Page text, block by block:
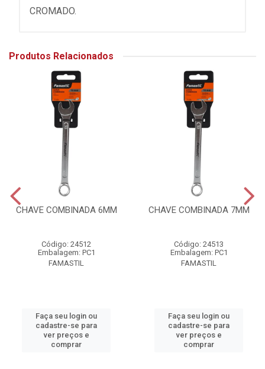
CROMADO.
Produtos Relacionados
CHAVE COMBINADA 6MM
Código: 24512
Embalagem: PC1
FAMASTIL
Faça seu login ou
cadastre-se para
ver preços e
comprar
CHAVE COMBINADA 7MM
Código: 24513
Embalagem: PC1
FAMASTIL
Faça seu login ou
cadastre-se para
ver preços e
comprar